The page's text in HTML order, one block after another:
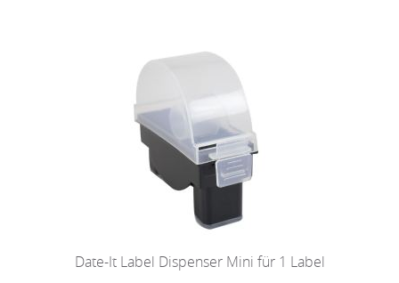
Date-It Label Dispenser Mini für 1 Label